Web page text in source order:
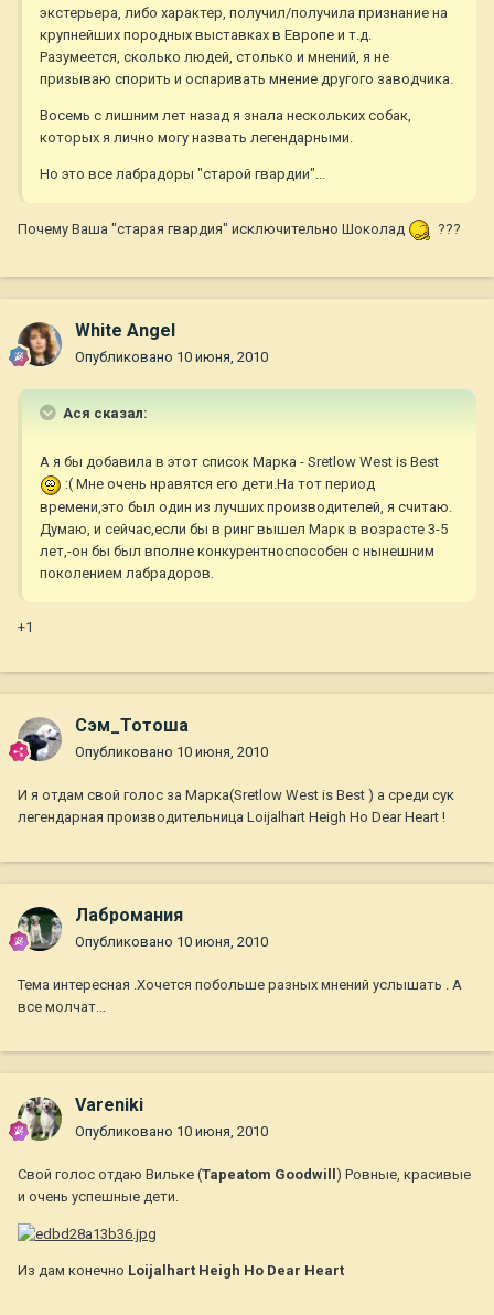
экстерьера, либо характер, получил/получила признание на
крупнейших породных выставках в Европе и т.д.
Разумеется, сколько людей, столько и мнений, я не
призываю спорить и оспаривать мнение другого заводчика.
Восемь с лишним лет назад я знала нескольких собак,
которых я лично могу назвать легендарными.
Но это все лабрадоры "старой гвардии"...
Почему Ваша "старая гвардия" исключительно Шоколад ???
White Angel
Опубликовано 10 июня, 2010
Ася сказал:
А я бы добавила в этот список Марка - Sretlow West is Best
:( Мне очень нравятся его дети.На тот период
времени,это был один из лучших производителей, я считаю.
Думаю, и сейчас,если бы в ринг вышел Марк в возрасте 3-5
лет,-он бы был вполне конкурентноспособен с нынешним
поколением лабрадоров.
+1
Сэм_Тотоша
Опубликовано 10 июня, 2010
И я отдам свой голос за Марка(Sretlow West is Best ) а среди сук
легендарная производительница Loijalhart Heigh Ho Dear Heart !
Лабромания
Опубликовано 10 июня, 2010
Тема интересная .Хочется побольше разных мнений услышать . А
все молчат...
Vareniki
Опубликовано 10 июня, 2010
Свой голос отдаю Вильке (Tapeatom Goodwill ) Ровные, красивые
и очень успешные дети.
Из дам конечно Loijalhart Heigh Ho Dear Heart